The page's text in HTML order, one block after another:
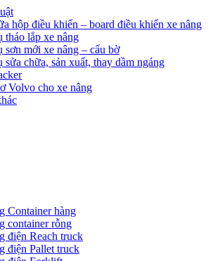
hộp điều khiển – board điều khiển xe nâng
tháo lắp xe nâng
sơn mới xe nâng – cẩu bờ
sửa chữa, sản xuất, thay dầm ngáng
Volvo cho xe nâng
Container hàng
container rỗng
điện Reach truck
điện Pallet truck